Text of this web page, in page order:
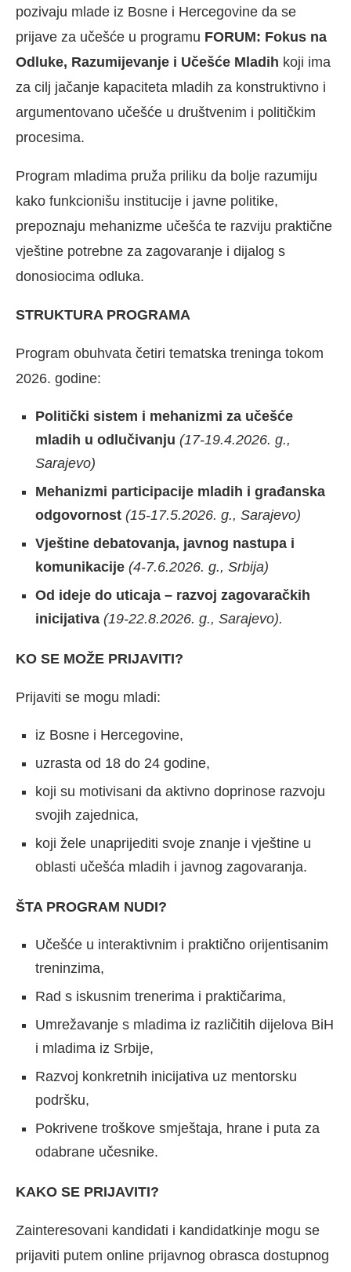
pozivaju mlade iz Bosne i Hercegovine da se
prijave za učešće u programu FORUM: Fokus na
Odluke, Razumijevanje i Učešće Mladih koji ima
za cilj jačanje kapaciteta mladih za konstruktivno i
argumentovano učešće u društvenim i političkim
procesima.
Program mladima pruža priliku da bolje razumiju
kako funkcionišu institucije i javne politike,
prepoznaju mehanizme učešća te razviju praktične
vještine potrebne za zagovaranje i dijalog s
donosiocima odluka.
STRUKTURA PROGRAMA
Program obuhvata četiri tematska treninga tokom
2026. godine:
Politički sistem i mehanizmi za učešće
mladih u odlučivanju (17-19.4.2026. g.,
Sarajevo)
Mehanizmi participacije mladih i građanska
odgovornost (15-17.5.2026. g., Sarajevo)
Vještine debatovanja, javnog nastupa i
komunikacije (4-7.6.2026. g., Srbija)
Od ideje do uticaja – razvoj zagovaračkih
inicijativa (19-22.8.2026. g., Sarajevo).
KO SE MOŽE PRIJAVITI?
Prijaviti se mogu mladi:
iz Bosne i Hercegovine,
uzrasta od 18 do 24 godine,
koji su motivisani da aktivno doprinose razvoju
svojih zajednica,
koji žele unaprijediti svoje znanje i vještine u
oblasti učešća mladih i javnog zagovaranja.
ŠTA PROGRAM NUDI?
Učešće u interaktivnim i praktično orijentisanim
treninzima,
Rad s iskusnim trenerima i praktičarima,
Umrežavanje s mladima iz različitih dijelova BiH
i mladima iz Srbije,
Razvoj konkretnih inicijativa uz mentorsku
podršku,
Pokrivene troškove smještaja, hrane i puta za
odabrane učesnike.
KAKO SE PRIJAVITI?
Zainteresovani kandidati i kandidatkinje mogu se
prijaviti putem online prijavnog obrasca dostupnog